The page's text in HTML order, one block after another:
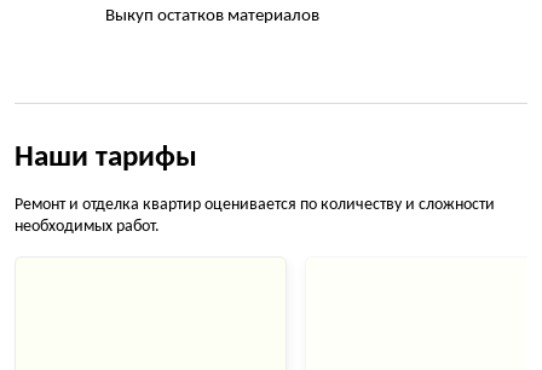
Выкуп остатков материалов
Наши тарифы
Ремонт и отделка квартир оценивается по количеству и сложности
необходимых работ.